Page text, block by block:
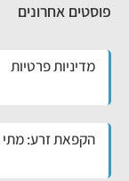
פוסטים אחרונים
מדיניות פרטיות
הקפאת זרע: מתי